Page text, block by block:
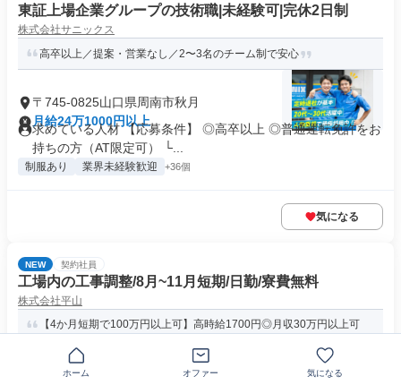
東証上場企業グループの技術職|未経験可|完休2日制
株式会社サニックス
高卒以上／提案・営業なし／2〜3名のチーム制で安心
〒745-0825山口県周南市秋月
月給24万1000円以上
求めている人材 【応募条件】 ◎高卒以上 ◎普通運転免許をお
持ちの方（AT限定可） └...
制服あり 業界未経験歓迎 +36個
気になる
NEW 契約社員
工場内の工事調整/8月~11月短期/日勤/寮費無料
株式会社平山
【4か月短期で100万円以上可】高時給1700円◎月収30万円以上可
ホーム オファー 気になる